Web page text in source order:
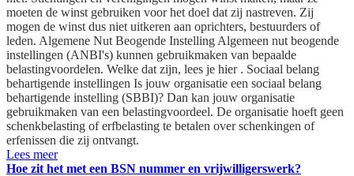
moeten de winst gebruiken voor het doel dat zij nastreven. Zij
mogen de winst dus niet uitkeren aan oprichters, bestuurders of
leden. Algemene Nut Beogende Instelling Algemeen nut beogende
instellingen (ANBI's) kunnen gebruikmaken van bepaalde
belastingvoordelen. Welke dat zijn, lees je hier . Sociaal belang
behartigende instellingen Is jouw organisatie een sociaal belang
behartigende instelling (SBBI)? Dan kan jouw organisatie
gebruikmaken van een belastingvoordeel. De organisatie hoeft geen
schenkbelasting of erfbelasting te betalen over schenkingen of
erfenissen die zij ontvangt.
Lees meer
Hoe zit het met een BSN nummer en vrijwilligerswerk?